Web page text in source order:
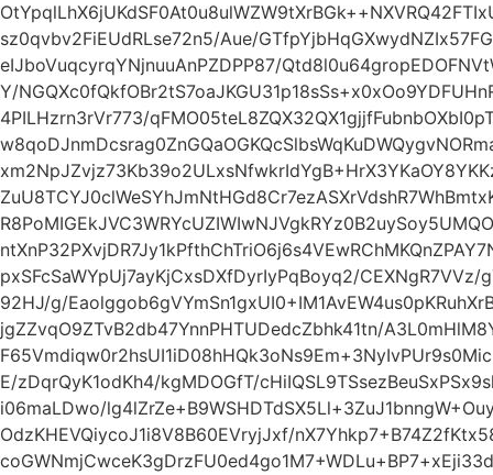
sz0qvbv2FiEUdRLse72n5/Aue/
eIJboVuqcyrqYNjnuuAnPZDPP87/
Y/
4PILHzrn3rVr773/
pxSFcSaWYpUj7ayKjCxsDXfDyrIyPqBoyq2/
92HJ/g/
jgZZvqO9ZTvB2db47YnnPHTUDedcZbhk41tn/
E/zDqrQyK1odKh4/kgMDOGfT/
i06maLDwo/
OdzKHEVQiycoJ1i8V8B60EVryjJxf/